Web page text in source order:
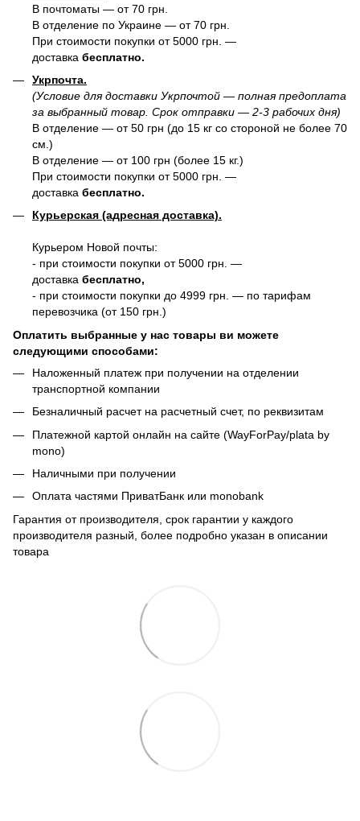
В почтоматы — от 70 грн.
В отделение по Украине — от 70 грн.
При стоимости покупки от 5000 грн. —
доставка бесплатно.
Укрпочта.
(Условие для доставки Укрпочтой — полная предоплата
за выбранный товар. Срок отправки — 2-3 рабочих дня)
В отделение — от 50 грн (до 15 кг со стороной не более 70
см.)
В отделение — от 100 грн (более 15 кг.)
При стоимости покупки от 5000 грн. —
доставка бесплатно.
Курьерская (адресная доставка).
Курьером Новой почты:
- при стоимости покупки от 5000 грн. —
доставка бесплатно,
- при стоимости покупки до 4999 грн. — по тарифам
перевозчика (от 150 грн.)
Оплатить выбранные у нас товары ви можете
следующими способами:
Наложенный платеж при получении на отделении
транспортной компании
Безналичный расчет на расчетный счет, по реквизитам
Платежной картой онлайн на сайте (WayForPay/plata by
mono)
Наличными при получении
Оплата частями ПриватБанк или monobank
Гарантия от производителя, срок гарантии у каждого
производителя разный, более подробно указан в описании
товара